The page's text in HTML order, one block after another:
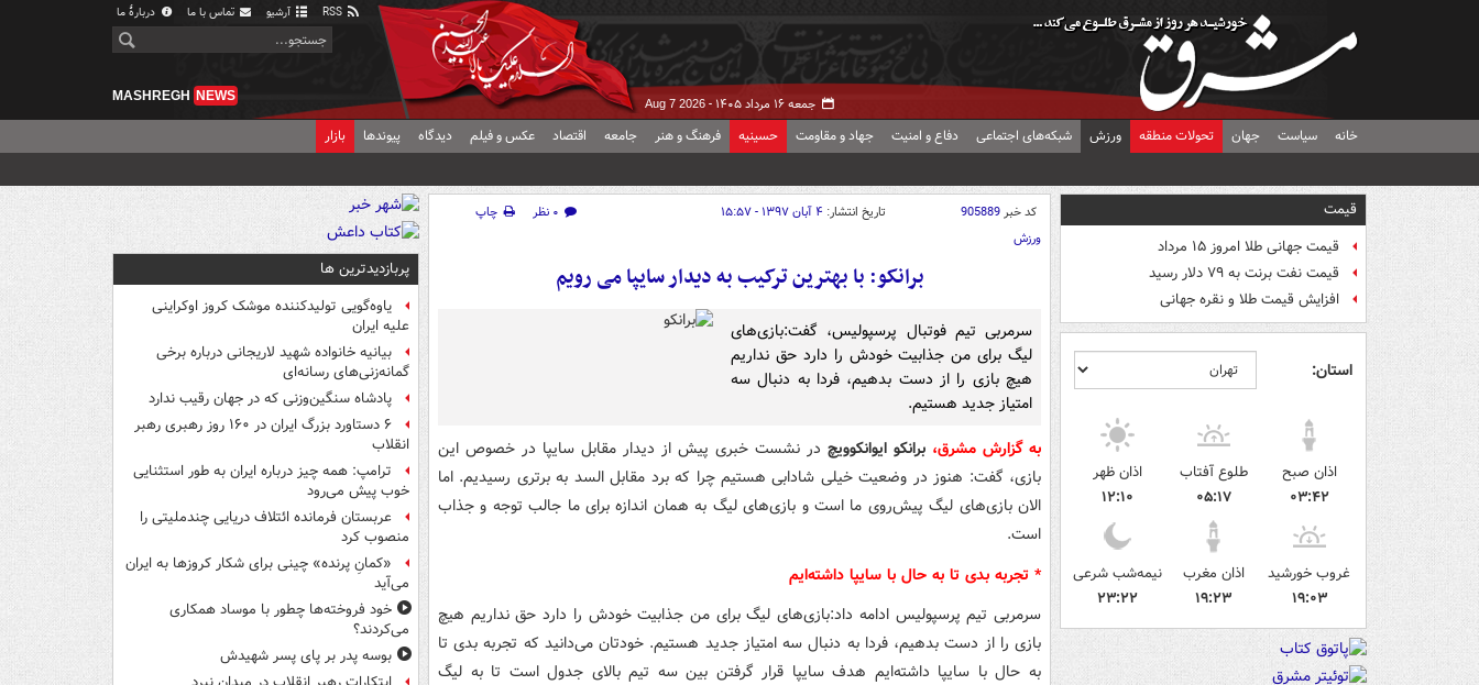
آرشیو تماس با ما دربارهٔ ما
جمعه ۱۶ مرداد ۱۴۰۵ - Aug 7 2026
MASHREGH NEWS
خانه سیاست جهان تحولات منطقه ورزش شبکه‌های اجتماعی دفاع و امنیت جهاد و مقاومت حسینیه فرهنگ و هنر جامعه اقتصاد عکس و فیلم دیدگاه پیوندها بازار
قیمت
قیمت جهانی طلا امروز ۱۵ مرداد
قیمت نفت برنت به ۷۹ دلار رسید
افزایش قیمت طلا و نقره جهانی
استان:
اذان صبح
۰۳:۴۲
طلوع آفتاب
۰۵:۱۷
اذان ظهر
۱۲:۱۰
غروب خورشید
۱۹:۰۳
اذان مغرب
۱۹:۲۳
نیمه‌شب شرعی
۲۳:۲۲
کد خبر905889 تاریخ انتشار: ۴ آبان ۱۳۹۷ - ۱۵:۵۷ ۰ نظر
چاپ
ورزش
برانکو: با بهترین ترکیب به دیدار سایپا می رویم
سرمربی تیم فوتبال پرسپولیس، گفت:بازی‌های
لیگ برای من جذابیت خودش را دارد حق نداریم
هیچ بازی را از دست بدهیم، فردا به دنبال سه
امتیاز جدید هستیم.
به گزارش مشرق، برانکو ایوانکوویچ در نشست خبری پیش از دیدار مقابل سایپا در خصوص این
بازی، گفت: هنوز در وضعیت خیلی شادابی هستیم چرا که برد مقابل السد به برتری رسیدیم. اما
الان بازی‌های لیگ پیش‌روی ما است و بازی‌های لیگ به همان اندازه برای ما جالب توجه و جذاب
است.
* تجربه بدی تا به حال با سایپا داشته‌ایم
سرمربی تیم پرسپولیس ادامه داد:بازی‌های لیگ برای من جذابیت خودش را دارد حق نداریم هیچ
بازی را از دست بدهیم، فردا به دنبال سه امتیاز جدید هستیم. خودتان می‌دانید که تجربه بدی تا
به حال با سایپا داشته‌ایم هدف سایپا قرار گرفتن بین سه تیم بالای جدول است تا به لیگ
پربازدیدترین ها
یاوه‌گویی تولیدکننده موشک کروز اوکراینی
علیه ایران
بیانیه خانواده شهید لاریجانی درباره برخی
گمانه‌زنی‌های رسانه‌ای
پادشاه سنگین‌وزنی که در جهان رقیب ندارد
۶ دستاورد بزرگ ایران در ۱۶۰ روز رهبری رهبر
انقلاب
ترامپ: همه چیز درباره ایران به طور استثنایی
خوب پیش می‌رود
عربستان فرمانده ائتلاف دریایی چندملیتی را
منصوب کرد
«کمانِ پرنده» چینی برای شکار کروزها به ایران
می‌آید
خود فروخته‌ها چطور با موساد همکاری
می‌کردند؟
بوسه‌ پدر بر پای پسر شهیدش